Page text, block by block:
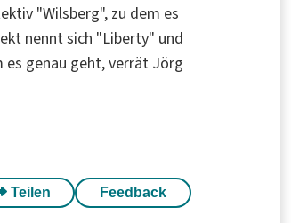
"Wilsberg", zu dem es
nennt sich "Liberty" und
es genau geht, verrät Jörg
Teilen Feedback